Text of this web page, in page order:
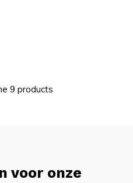
9 products
voor onze